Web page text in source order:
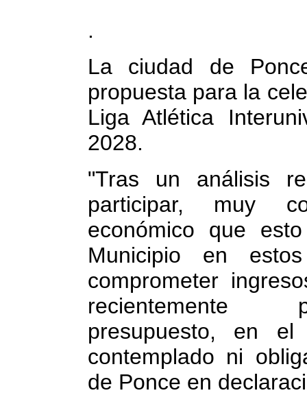
.
La ciudad de
propuesta para la
Liga Atlética
2028.
"Tras un análisis
participar, muy
económico que
Municipio en
comprometer
recientemente
presupuesto, en
contemplado ni
de Ponce en